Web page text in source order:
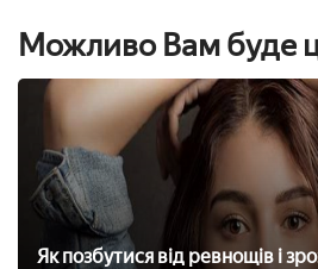
Можливо Вам буде
Як позбутися від ревнощів і